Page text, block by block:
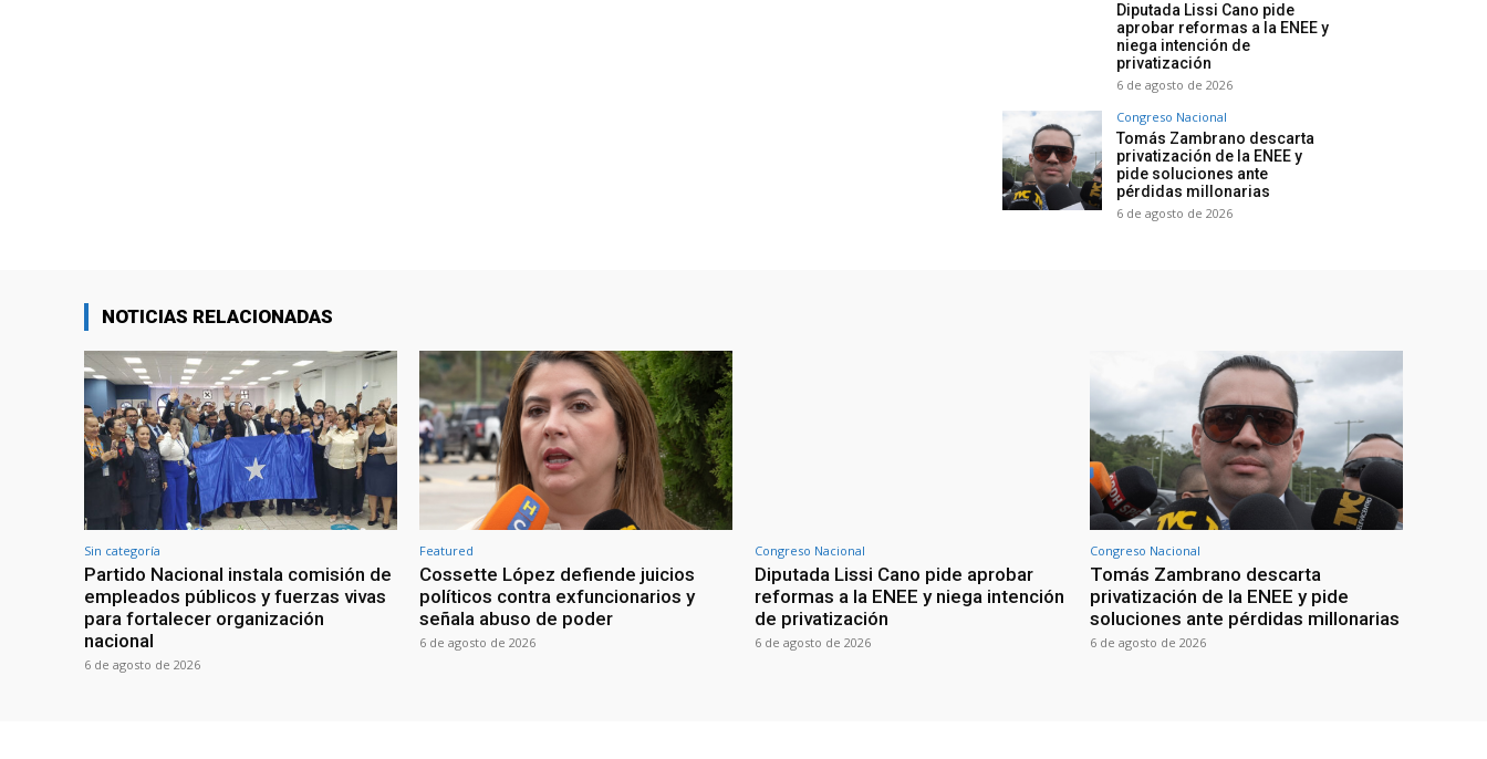
Diputada Lissi Cano pide
aprobar reformas a la ENEE y
niega intención de
privatización
6 de agosto de 2026
Congreso Nacional
Tomás Zambrano descarta
privatización de la ENEE y
pide soluciones ante
pérdidas millonarias
6 de agosto de 2026
NOTICIAS RELACIONADAS
Sin categoría
Partido Nacional instala comisión de
empleados públicos y fuerzas vivas
para fortalecer organización
nacional
6 de agosto de 2026
Featured
Cossette López defiende juicios
políticos contra exfuncionarios y
señala abuso de poder
6 de agosto de 2026
Congreso Nacional
Diputada Lissi Cano pide aprobar
reformas a la ENEE y niega intención
de privatización
6 de agosto de 2026
Congreso Nacional
Tomás Zambrano descarta
privatización de la ENEE y pide
soluciones ante pérdidas millonarias
6 de agosto de 2026